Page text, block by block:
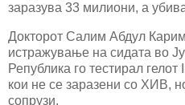
заразува 33 милиони, а
Докторот Салим Абдул
истражување на сидата во
Република го тестирал
кои не се заразени со ХИВ,
сопрузи.